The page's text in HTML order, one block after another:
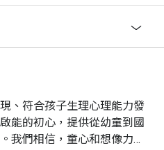
、符合孩子生理心理能力發
能的初心，提供從幼童到國
我們相信，童心和想像力是